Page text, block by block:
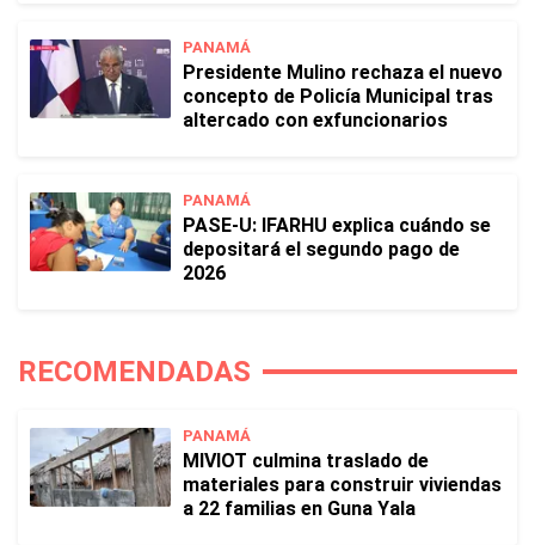
PANAMÁ
Presidente Mulino rechaza el nuevo
concepto de Policía Municipal tras
altercado con exfuncionarios
PANAMÁ
PASE-U: IFARHU explica cuándo se
depositará el segundo pago de
2026
RECOMENDADAS
PANAMÁ
MIVIOT culmina traslado de
materiales para construir viviendas
a 22 familias en Guna Yala